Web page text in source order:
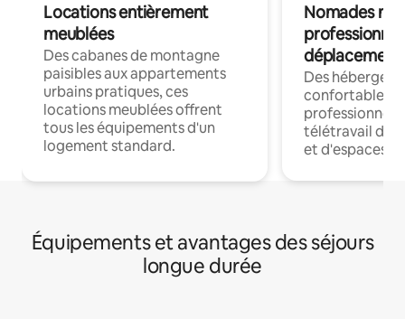
Locations entièrement
meublées
Des cabanes de montagne
paisibles aux appartements
urbains pratiques, ces
locations meublées offrent
tous les équipements d'un
logement standard.
Nomades
déplacement
Des
confortables
professionnels
télétravail
et d'espaces
Équipements et avantages des séjours
longue durée